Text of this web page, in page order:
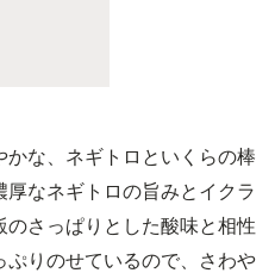
な、ネギトロといくらの棒
なネギトロの旨みとイクラ
さっぱりとした酸味と相性
りのせているので、さわや